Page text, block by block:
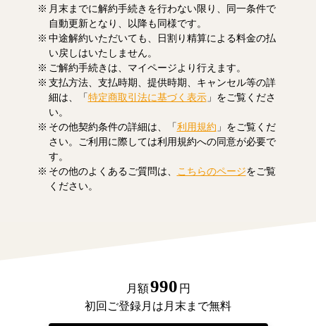
月末までに解約手続きを行わない限り、同一条件で
自動更新となり、以降も同様です。
中途解約いただいても、日割り精算による料金の払
い戻しはいたしません。
ご解約手続きは、マイページより行えます。
支払方法、支払時期、提供時期、キャンセル等の詳
細は、「特定商取引法に基づく表示」をご覧くださ
い。
その他契約条件の詳細は、「利用規約 」をご覧くだ
さい。ご利用に際しては利用規約への同意が必要で
す。
その他のよくあるご質問は、
こちらのページをご覧
ください。
月額990 円
初回ご登録月は月末まで無料